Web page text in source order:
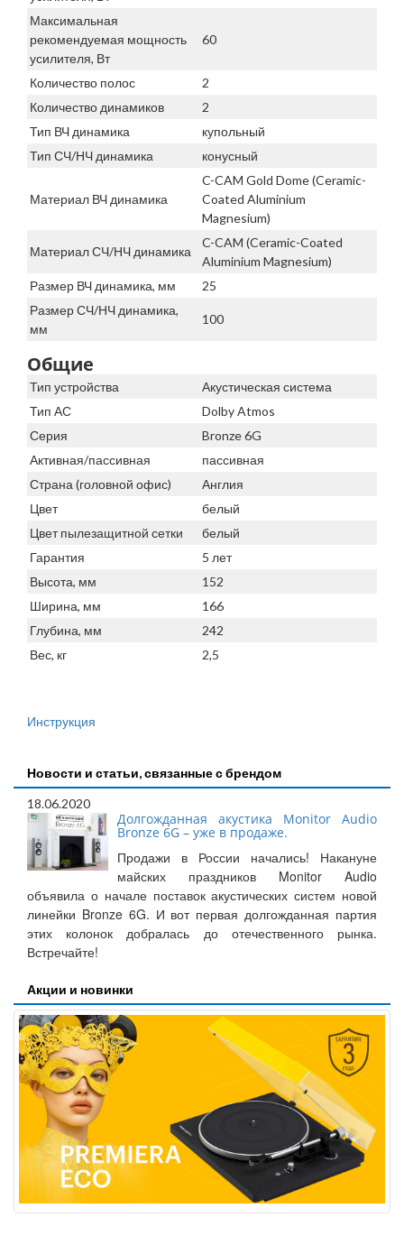
Максимальная
рекомендуемая мощность
усилителя, Вт
60
Количество полос
2
Количество динамиков
2
Тип ВЧ динамика
купольный
Тип СЧ/НЧ динамика
конусный
Материал ВЧ динамика
C-CAM Gold Dome (Ceramic-
Coated Aluminium
Magnesium)
Материал СЧ/НЧ динамика
C-CAM (Ceramic-Coated
Aluminium Magnesium)
Размер ВЧ динамика, мм
25
Размер СЧ/НЧ динамика,
мм
100
Общие
Тип устройства
Акустическая система
Тип АС
Dolby Atmos
Серия
Bronze 6G
Активная/пассивная
пассивная
Страна (головной офис)
Англия
Цвет
белый
Цвет пылезащитной сетки
белый
Гарантия
5 лет
Высота, мм
152
Ширина, мм
166
Глубина, мм
242
Вес, кг
2,5
Инструкция
Новости и статьи, связанные с брендом
18.06.2020
Долгожданная акустика Monitor Audio
Bronze 6G – уже в продаже.
Продажи в России начались! Накануне
майских праздников Monitor Audio
объявила о начале поставок акустических систем новой
линейки Bronze 6G. И вот первая долгожданная партия
этих колонок добралась до отечественного рынка.
Встречайте!
Акции и новинки